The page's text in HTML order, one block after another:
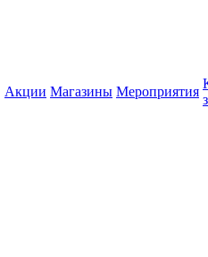
Акции Магазины Мероприятия